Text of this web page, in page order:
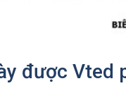
được Vted